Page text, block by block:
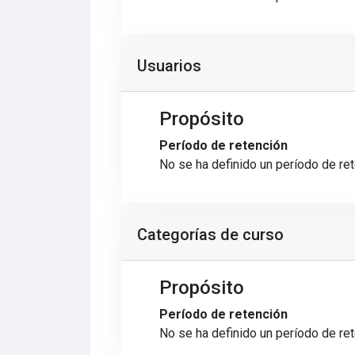
Usuarios
Propósito
Período de retención
No se ha definido un período de
Categorías de curso
Propósito
Período de retención
No se ha definido un período de